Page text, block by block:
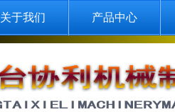
关于我们 产品中心